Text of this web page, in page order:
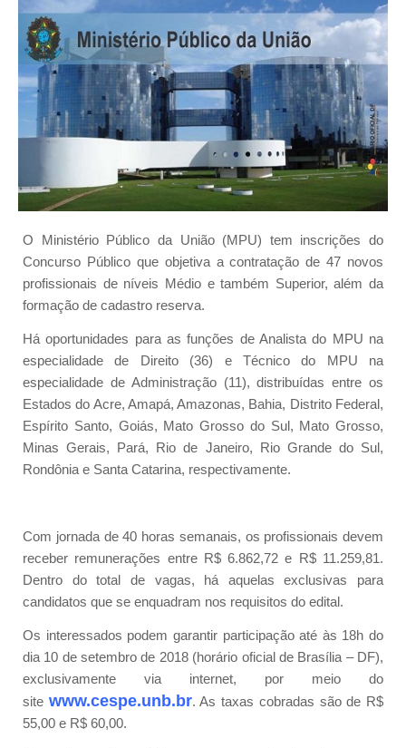
O Ministério Público da União (MPU) tem inscrições do
Concurso Público que objetiva a contratação de 47 novos
profissionais de níveis Médio e também Superior, além da
formação de cadastro reserva.
Há oportunidades para as funções de Analista do MPU na
especialidade de Direito (36) e Técnico do MPU na
especialidade de Administração (11), distribuídas entre os
Estados do Acre, Amapá, Amazonas, Bahia, Distrito Federal,
Espírito Santo, Goiás, Mato Grosso do Sul, Mato Grosso,
Minas Gerais, Pará, Rio de Janeiro, Rio Grande do Sul,
Rondônia e Santa Catarina, respectivamente.
Com jornada de 40 horas semanais, os profissionais devem
receber remunerações entre R$ 6.862,72 e R$ 11.259,81.
Dentro do total de vagas, há aquelas exclusivas para
candidatos que se enquadram nos requisitos do edital.
Os interessados podem garantir participação até às 18h do
dia 10 de setembro de 2018 (horário oficial de Brasília – DF),
exclusivamente via internet, por meio do
site www.cespe.unb.br. As taxas cobradas são de R$
55,00 e R$ 60,00.